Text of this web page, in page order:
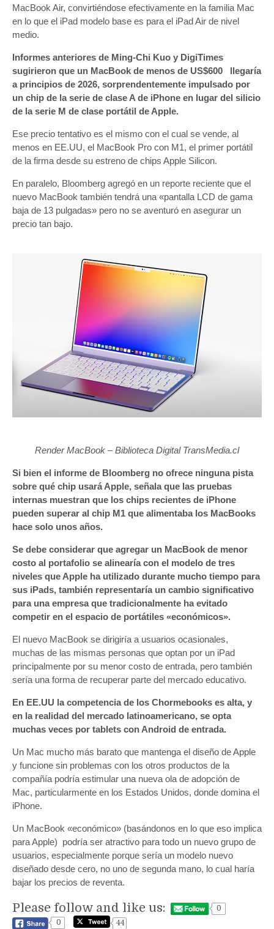
MacBook Air, convirtiéndose efectivamente en la familia Mac
en lo que el iPad modelo base es para el iPad Air de nivel
medio.
Informes anteriores de Ming-Chi Kuo y DigiTimes
sugirieron que un MacBook de menos de US$600 llegaría
a principios de 2026, sorprendentemente impulsado por
un chip de la serie de clase A de iPhone en lugar del silicio
de la serie M de clase portátil de Apple.
Ese precio tentativo es el mismo con el cual se vende, al
menos en EE.UU, el MacBook Pro con M1, el primer portátil
de la firma desde su estreno de chips Apple Silicon.
En paralelo, Bloomberg agregó en un reporte reciente que el
nuevo MacBook también tendrá una «pantalla LCD de gama
baja de 13 pulgadas» pero no se aventuró en asegurar un
precio tan bajo.
Render MacBook – Biblioteca Digital TransMedia.cl
Si bien el informe de Bloomberg no ofrece ninguna pista
sobre qué chip usará Apple, señala que las pruebas
internas muestran que los chips recientes de iPhone
pueden superar al chip M1 que alimentaba los MacBooks
hace solo unos años.
Se debe considerar que agregar un MacBook de menor
costo al portafolio se alinearía con el modelo de tres
niveles que Apple ha utilizado durante mucho tiempo para
sus iPads, también representaría un cambio significativo
para una empresa que tradicionalmente ha evitado
competir en el espacio de portátiles «económicos».
El nuevo MacBook se dirigiría a usuarios ocasionales,
muchas de las mismas personas que optan por un iPad
principalmente por su menor costo de entrada, pero también
sería una forma de recuperar parte del mercado educativo.
En EE.UU la competencia de los Chormebooks es alta, y
en la realidad del mercado latinoamericano, se opta
muchas veces por tablets con Android de entrada.
Un Mac mucho más barato que mantenga el diseño de Apple
y funcione sin problemas con los otros productos de la
compañía podría estimular una nueva ola de adopción de
Mac, particularmente en los Estados Unidos, donde domina el
iPhone.
Un MacBook «económico» (basándonos en lo que eso implica
para Apple) podría ser atractivo para todo un nuevo grupo de
usuarios, especialmente porque sería un modelo nuevo
diseñado desde cero, no uno de segunda mano, lo cual haría
bajar los precios de reventa.
Please follow and like us:
0
0
44